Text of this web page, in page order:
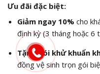
Ưu đãi đặc biệt:
Giảm ngay 10% cho
định kỳ (3 tháng hoặc 6
Tặng gói khử khuẩn
đồng vệ sinh trọn gói